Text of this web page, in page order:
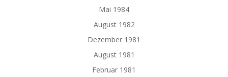
Mai 1984
August 1982
Dezember 1981
August 1981
Februar 1981